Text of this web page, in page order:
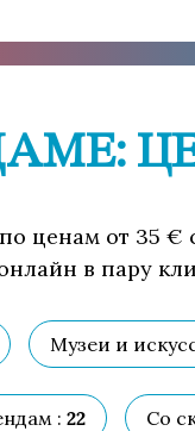
ценам от 35
в пару
Музеи и
: 22 Со